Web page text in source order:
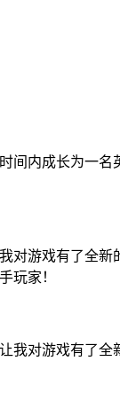
内成长为一
游戏有了全
玩家！
对游戏有了